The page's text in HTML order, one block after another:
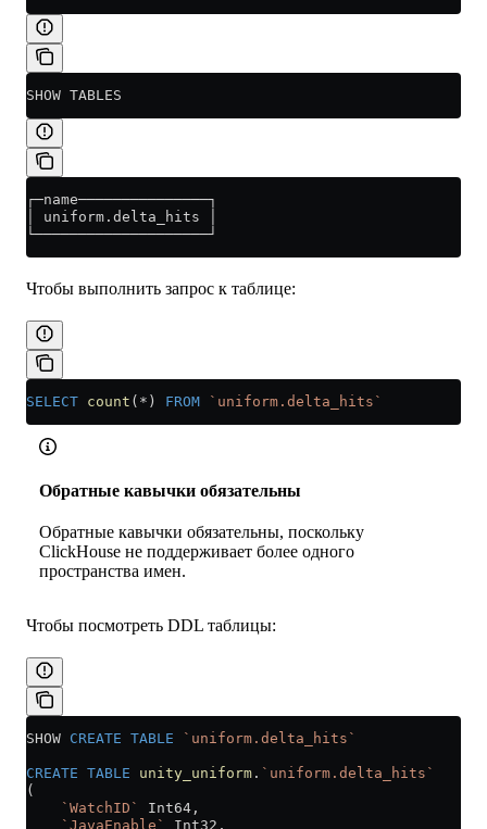
SHOW TABLES
┌─name───────────────┐
│ uniform.delta_hits │
└────────────────────┘
Чтобы выполнить запрос к таблице:
SELECT count ( * ) FROM `uniform.delta_hits`
Обратные кавычки обязательны
Обратные кавычки обязательны, поскольку
ClickHouse не поддерживает более одного
пространства имен.
Чтобы посмотреть DDL таблицы:
SHOW CREATE TABLE `uniform.delta_hits`
CREATE TABLE unity_uniform . `uniform.delta_hits`
(
    `WatchID`
Int64,
    `JavaEnable`
Int32,